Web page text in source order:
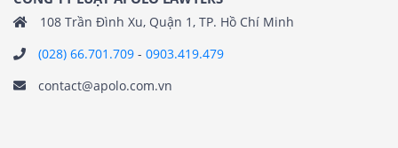
108 Trần Đình Xu, Quận 1, TP. Hồ Chí Minh
(028) 66.701.709 - 0903.419.479
contact@apolo.com.vn